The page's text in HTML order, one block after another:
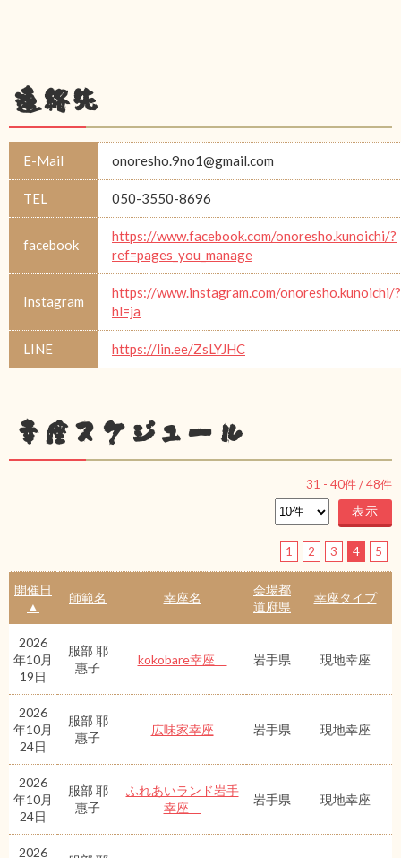
連絡先
E-Mail onoresho.9no1@gmail.com
TEL 050-3550-8696
facebook
https://www.facebook.com/onoresho.kunoichi/?
ref=pages_you_manage
Instagram
https://www.instagram.com/onoresho.kunoichi/?
hl=ja
LINE https://lin.ee/ZsLYJHC
幸座スケジュール
31 - 40件 /48件
1 2 3 4 5
開催日
▲
師範名 幸座名
会場都
道府県
幸座タイプ
2026
年10月
19日
服部 耶
惠子
kokobare幸座 岩手県 現地幸座
2026
年10月
24日
服部 耶
惠子
広味家幸座 岩手県 現地幸座
2026
年10月
24日
服部 耶
惠子
ふれあいランド岩手
幸座
岩手県 現地幸座
2026